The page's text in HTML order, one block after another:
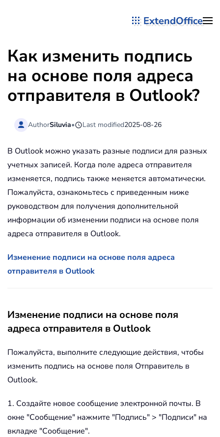
ExtendOffice
Как изменить подпись
на основе поля адреса
отправителя в Outlook?
AuthorSiluvia• Last modified2025-08-26
В Outlook можно указать разные подписи для разных
учетных записей. Когда поле адреса отправителя
изменяется, подпись также меняется автоматически.
Пожалуйста, ознакомьтесь с приведенным ниже
руководством для получения дополнительной
информации об изменении подписи на основе поля
адреса отправителя в Outlook.
Изменение подписи на основе поля адреса
отправителя в Outlook
Изменение подписи на основе поля
адреса отправителя в Outlook
Пожалуйста, выполните следующие действия, чтобы
изменить подпись на основе поля Отправитель в
Outlook.
1. Создайте новое сообщение электронной почты. В
окне "Сообщение" нажмите "Подпись" > "Подписи" на
вкладке "Сообщение".